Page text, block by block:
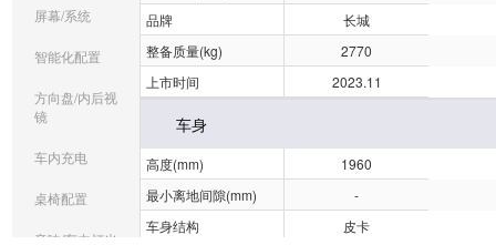
屏幕/系统
智能化配置
方向盘/内后视
镜
车内充电
桌椅配置
音响/车内灯光
品牌
长城
整备质量(kg)
2770
上市时间
2023.11
车身
高度(mm)
1960
最小离地间隙(mm)
-
车身结构
皮卡